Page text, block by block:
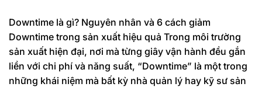
Downtime là gì? Nguyên nhân và 6 cách giảm
Downtime trong sản xuất hiệu quả Trong môi trường
sản xuất hiện đại, nơi mà từng giây vận hành đều gắn
liền với chi phí và năng suất, “Downtime” là một trong
những khái niệm mà bất kỳ nhà quản lý hay kỹ sư sản